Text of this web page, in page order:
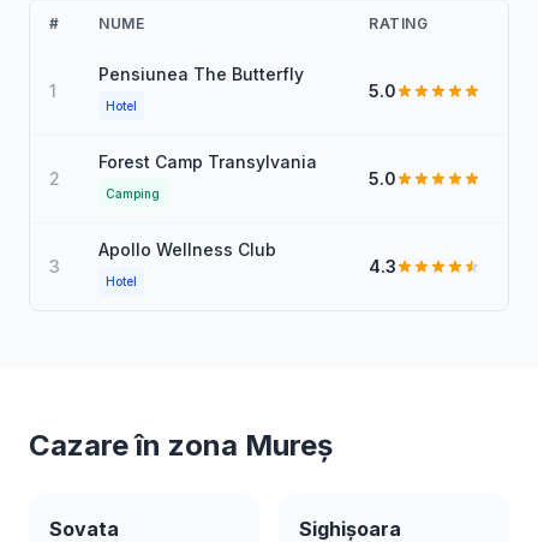
# NUME RATING
1
Pensiunea The Butterfly
Hotel
5.0
2
Forest Camp Transylvania
Camping
5.0
3
Apollo Wellness Club
Hotel
4.3
Cazare în zona Mureș
Sovata Sighișoara